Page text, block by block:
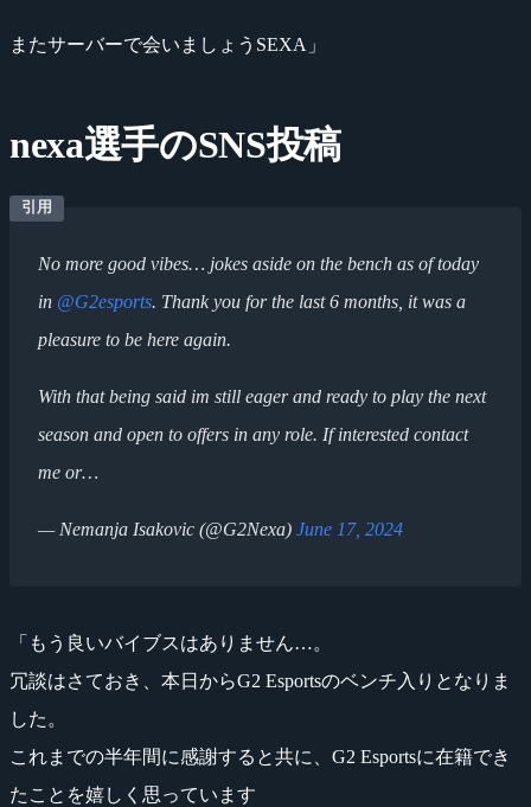
またサーバーで会いましょうSEXA」
nexa選手のSNS投稿
No more good vibes… jokes aside on the bench as of today
in @G2esports. Thank you for the last 6 months, it was a
pleasure to be here again.
With that being said im still eager and ready to play the next
season and open to offers in any role. If interested contact
me or…
— Nemanja Isakovic (@G2Nexa) June 17, 2024
「もう良いバイブスはありません…。
冗談はさておき、本日からG2 Esportsのベンチ入りとなりま
した。
これまでの半年間に感謝すると共に、G2 Esportsに在籍でき
たことを嬉しく思っています